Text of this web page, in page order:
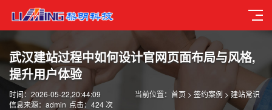
武汉建站过程中如何设计官网页面布局与风格,
提升用户体验
当前位置： 首页 > 签约案例 > 建站常识
时间：2026-05-22,20:44:09
信息来源：admin 点击：424 次